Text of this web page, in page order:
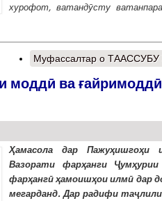
хурофот, ватандӯсту
Муфассалтар о
моддӣ ва
Ҳамасола дар
Вазорати фарҳанги
фарҳангӣ ҳамоишҳои илмӣ дар
мегарданд. Дар радифи